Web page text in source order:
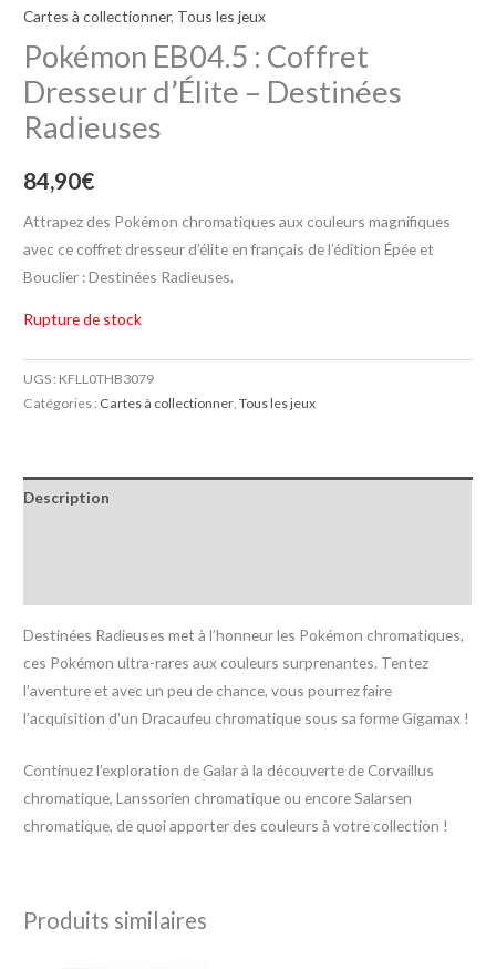
Cartes à collectionner, Tous les jeux
Pokémon EB04.5 : Coffret
Dresseur d’Élite – Destinées
Radieuses
84,90€
Attrapez des Pokémon chromatiques aux couleurs magnifiques
avec ce coffret dresseur d’élite en français de l’édition Épée et
Bouclier : Destinées Radieuses.
Rupture de stock
UGS : KFLL0THB3079
Catégories : Cartes à collectionner,Tous les jeux
Description
Destinées Radieuses met à l’honneur les Pokémon chromatiques,
ces Pokémon ultra-rares aux couleurs surprenantes. Tentez
l’aventure et avec un peu de chance, vous pourrez faire
l’acquisition d’un Dracaufeu chromatique sous sa forme Gigamax !
Continuez l’exploration de Galar à la découverte de Corvaillus
chromatique, Lanssorien chromatique ou encore Salarsen
chromatique, de quoi apporter des couleurs à votre collection !
Produits similaires